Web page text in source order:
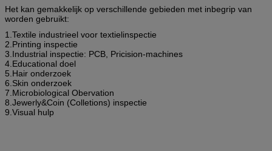
Het kan gemakkelijk op verschillende gebieden met inbegrip van
worden gebruikt:
1.Textile industrieel voor textielinspectie
2.Printing inspectie
3.Industrial inspectie: PCB, Pricision-machines
4.Educational doel
5.Hair onderzoek
6.Skin onderzoek
7.Microbiological Obervation
8.Jewerly&Coin (Colletions) inspectie
9.Visual hulp